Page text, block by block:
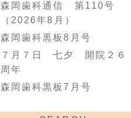
森岡歯科通信 第110号
（2026年8月）
森岡歯科黒板8月号
７月７日 七夕 開院２６
周年
森岡歯科黒板7月号